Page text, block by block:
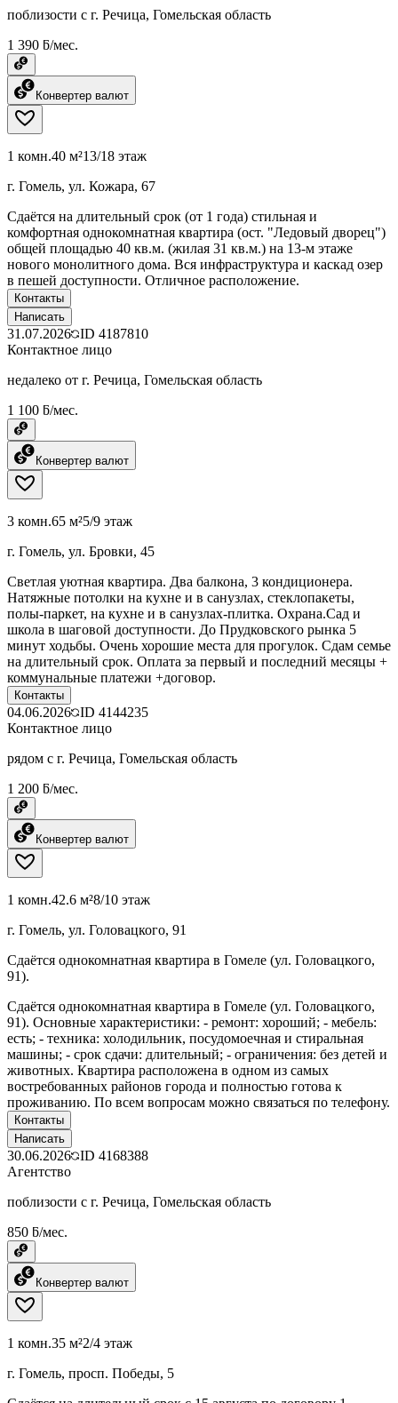
поблизости с г. Речица, Гомельская область
1 390 ƃ/мес.
Конвертер валют
1 комн.40 м²13/18 этаж
г. Гомель, ул. Кожара, 67
Сдаётся на длительный срок (от 1 года) стильная и
комфортная однокомнатная квартира (ост. "Ледовый дворец")
общей площадью 40 кв.м. (жилая 31 кв.м.) на 13-м этаже
нового монолитного дома. Вся инфраструктура и каскад озер
в пешей доступности. Отличное расположение.
Контакты
Написать
31.07.2026 ID 4187810
Контактное лицо
недалеко от г. Речица, Гомельская область
1 100 ƃ/мес.
Конвертер валют
3 комн.65 м²5/9 этаж
г. Гомель, ул. Бровки, 45
Светлая уютная квартира. Два балкона, 3 кондиционера.
Натяжные потолки на кухне и в санузлах, стеклопакеты,
полы-паркет, на кухне и в санузлах-плитка. Охрана.Сад и
школа в шаговой доступности. До Прудковского рынка 5
минут ходьбы. Очень хорошие места для прогулок. Сдам семье
на длительный срок. Оплата за первый и последний месяцы +
коммунальные платежи +договор.
Контакты
04.06.2026 ID 4144235
Контактное лицо
рядом с г. Речица, Гомельская область
1 200 ƃ/мес.
Конвертер валют
1 комн.42.6 м²8/10 этаж
г. Гомель, ул. Головацкого, 91
Сдаётся однокомнатная квартира в Гомеле (ул. Головацкого,
91).
Сдаётся однокомнатная квартира в Гомеле (ул. Головацкого,
91). Основные характеристики: - ремонт: хороший; - мебель:
есть; - техника: холодильник, посудомоечная и стиральная
машины; - срок сдачи: длительный; - ограничения: без детей и
животных. Квартира расположена в одном из самых
востребованных районов города и полностью готова к
проживанию. По всем вопросам можно связаться по телефону.
Контакты
Написать
30.06.2026 ID 4168388
Агентство
поблизости с г. Речица, Гомельская область
850 ƃ/мес.
Конвертер валют
1 комн.35 м²2/4 этаж
г. Гомель, просп. Победы, 5